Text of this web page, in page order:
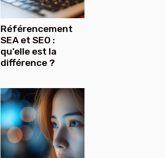
Référencement
SEA et SEO :
qu’elle est la
différence ?